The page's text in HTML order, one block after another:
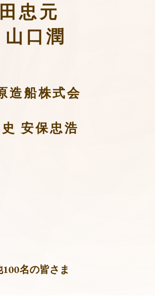
田忠元
口潤
造船株式会
安保忠浩
100名の皆さま